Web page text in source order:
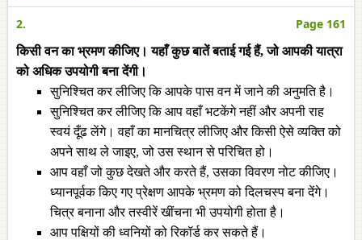
2. Page 161
किसी वन का भ्रमण कीजिए। यहाँ कुछ बातें बताई गई हैं, जो आपकी यात्रा
को अधिक उपयोगी बना देंगी।
सुनिश्चित कर लीजिए कि आपके पास वन में जाने की अनुमति है।
सुनिश्चित कर लीजिए कि आप वहाँ भटकेंगे नहीं और अपनी राह
स्वयं दूँढ लेंगे। वहाँ का मानचित्र लीजिए और किसी ऐसे व्यक्ति को
अपने साथ ले जाइए, जो उस स्थान से परिचित हो।
आप वहाँ जो कुछ देखते और करते हैं, उसका विवरण नोट कीजिए।
ध्यानपूर्वक किए गए प्रेक्षण आपके भ्रमण को दिलचस्प बना देंगे।
चित्र बनाना और तस्वीरें खींचना भी उपयोगी होता है।
आप पक्षियों की ध्वनियों को रिकॉर्ड कर सकते हैं।